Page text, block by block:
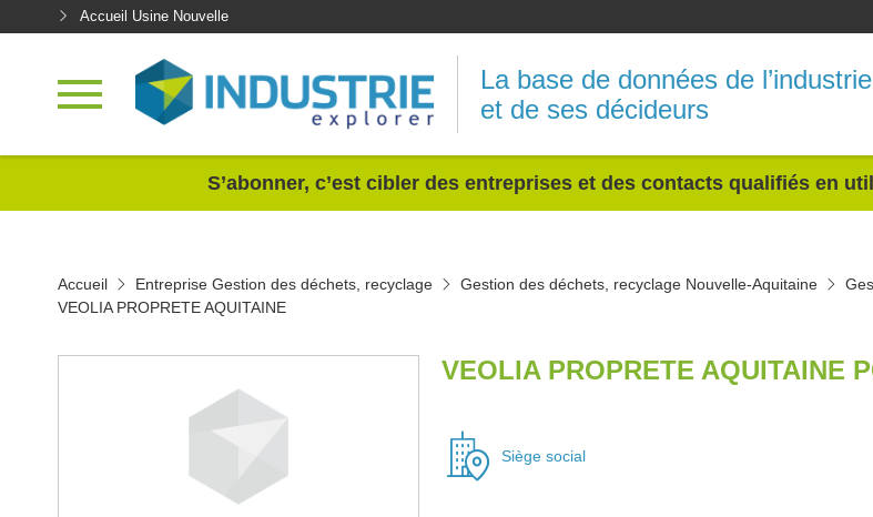
Accueil Usine Nouvelle
La base de données de l’industrie
et de ses décideurs
S’abonner, c’est cibler des entreprises et des contacts qualifiés en
Accueil Entreprise Gestion des déchets, recyclage Gestion des déchets, recyclage Nouvelle-Aquitaine
VEOLIA PROPRETE AQUITAINE
VEOLIA PROPRETE AQUITAINE
Siège social